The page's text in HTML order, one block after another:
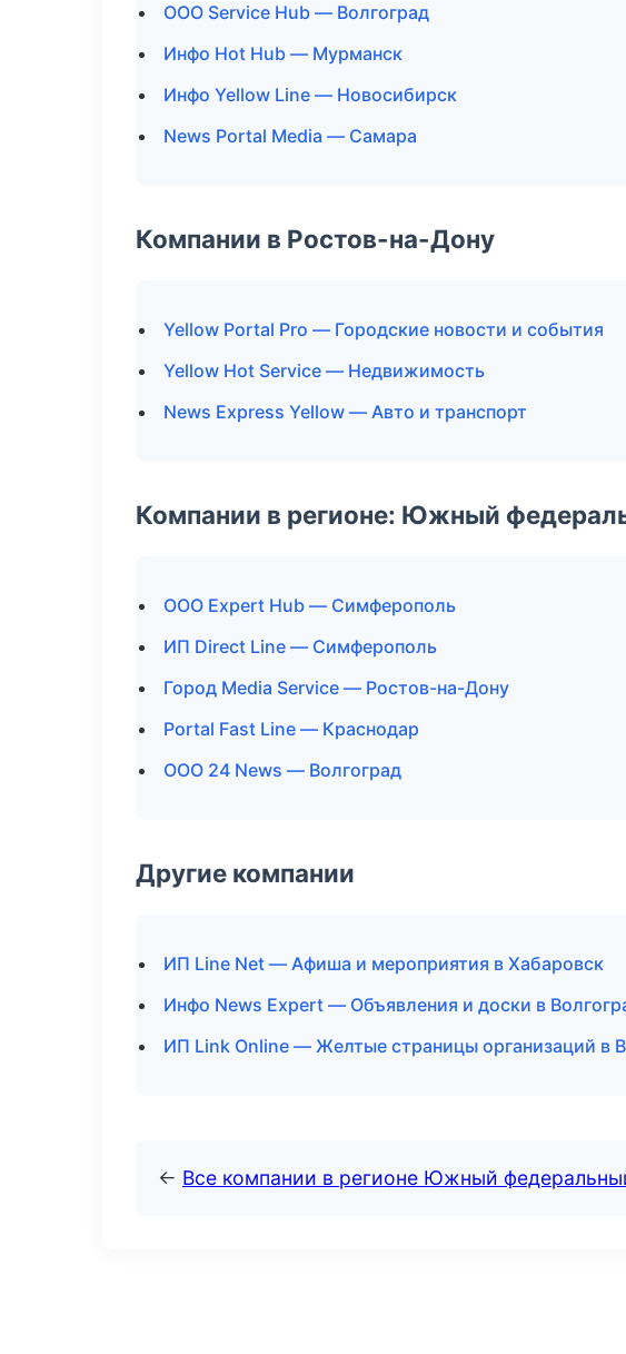
ООО Service Hub — Волгоград
Инфо Hot Hub — Мурманск
Инфо Yellow Line — Новосибирск
News Portal Media — Самара
Компании в Ростов-на-Дону
Yellow Portal Pro — Городские новости и события
Yellow Hot Service — Недвижимость
News Express Yellow — Авто и транспорт
Компании в регионе: Южный
ООО Expert Hub — Симферополь
ИП Direct Line — Симферополь
Город Media Service — Ростов-на-Дону
Portal Fast Line — Краснодар
ООО 24 News — Волгоград
Другие компании
ИП Line Net — Афиша и мероприятия в Хабаровск
Инфо News Expert — Объявления и доски в
ИП Link Online — Желтые страницы организаций в
← Все компании в регионе Южный